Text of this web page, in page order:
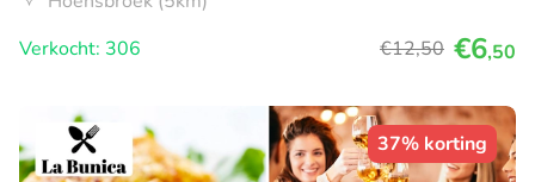
Verkocht: 306
€12,50 €6,50
37% korting